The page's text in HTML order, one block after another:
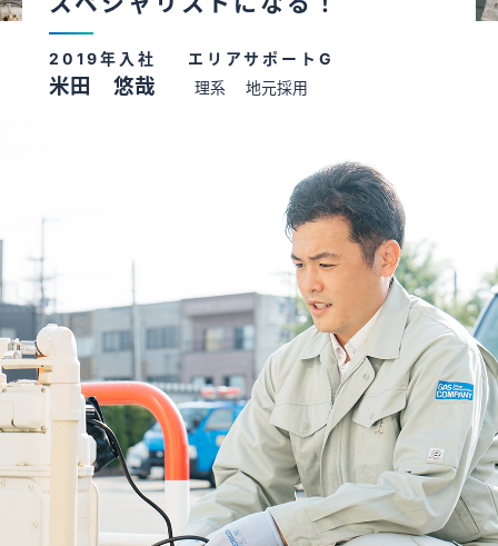
キャリア採用情報
エントリーはマイナビより受け付けております。（サプラのみ）
28年卒はこちら
エントリーはマイナビより受け付けております。
2019年入社 エリアサポートG
米田 悠哉 理系 地元採用